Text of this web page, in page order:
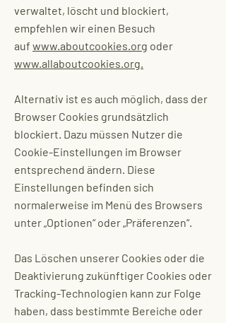
verwaltet, löscht und blockiert,
empfehlen wir einen Besuch
auf www.aboutcookies.org oder
www.allaboutcookies.org.
Alternativ ist es auch möglich, dass der
Browser Cookies grundsätzlich
blockiert. Dazu müssen Nutzer die
Cookie-Einstellungen im Browser
entsprechend ändern. Diese
Einstellungen befinden sich
normalerweise im Menü des Browsers
unter „Optionen“ oder „Präferenzen“.
Das Löschen unserer Cookies oder die
Deaktivierung zukünftiger Cookies oder
Tracking-Technologien kann zur Folge
haben, dass bestimmte Bereiche oder